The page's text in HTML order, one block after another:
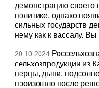
демонстрацию своего
политике, однако
сильных государств
нему как к вассалу.
20.10.2024
сельхозпродукции из
перцы, дыни,
произошло после